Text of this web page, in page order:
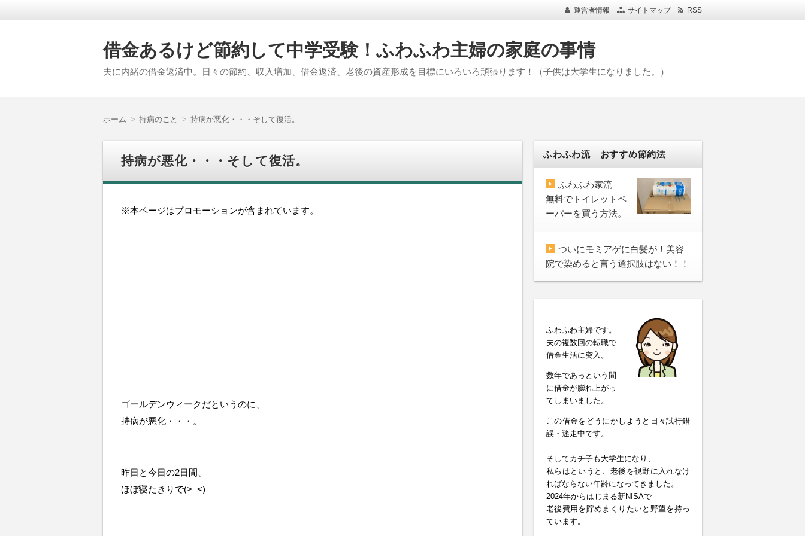
運営者情報 サイトマップ RSS
借金あるけど節約して中学受験！ふわふわ主婦の家庭の事情
夫に内緒の借金返済中。日々の節約、収入増加、借金返済、老後の資産形成を目標にいろいろ頑張ります！（子供は大学生になりました。）
ホーム 持病のこと 持病が悪化・・・そして復活。
持病が悪化・・・そして復活。
※本ページはプロモーションが含まれています。
ゴールデンウィークだというのに、
持病が悪化・・・。
昨日と今日の2日間、
ほぼ寝たきりで(>_<)
ふわふわ流 おすすめ節約法
ふわふわ家流
無料でトイレットペ
ーパーを買う方法。
ついにモミアゲに白髪が！美容
院で染めると言う選択肢はない！！
ふわふわ主婦です。
夫の複数回の転職で
借金生活に突入。
数年であっという間
に借金が膨れ上がっ
てしまいました。
この借金をどうにかしようと日々試行錯
誤・迷走中です。
そしてカチ子も大学生になり、
私らはというと、老後を視野に入れなけ
ればならない年齢になってきました。
2024年からはじまる新NISAで
老後費用を貯めまくりたいと野望を持っ
ています。